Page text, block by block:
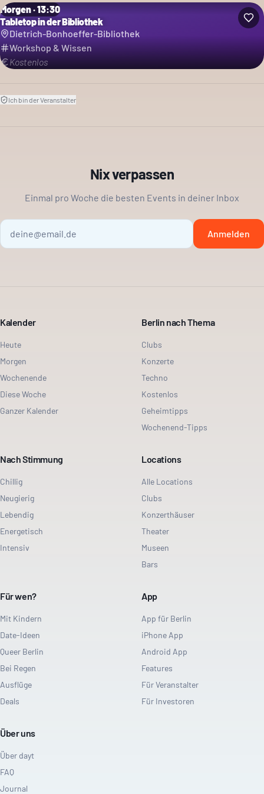
Morgen · 13:30
Tabletop in der Bibliothek
Dietrich-Bonhoeffer-Bibliothek
Workshop & Wissen
Kostenlos
Ich bin der Veranstalter
Nix verpassen
Einmal pro Woche die besten Events in deiner Inbox
Anmelden
Kalender
Heute
Morgen
Wochenende
Diese Woche
Ganzer Kalender
Berlin nach Thema
Clubs
Konzerte
Techno
Kostenlos
Geheimtipps
Wochenend-Tipps
Nach Stimmung
Chillig
Neugierig
Lebendig
Energetisch
Intensiv
Locations
Alle Locations
Clubs
Konzerthäuser
Theater
Museen
Bars
Für wen?
Mit Kindern
Date-Ideen
Queer Berlin
Bei Regen
Ausflüge
Deals
App
App für Berlin
iPhone App
Android App
Features
Für Veranstalter
Für Investoren
Über uns
Über dayt
FAQ
Journal